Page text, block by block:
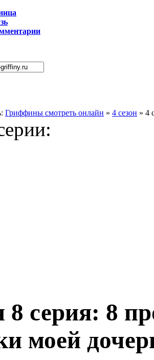
Гриффины смотреть онлайн » 4 сезон » 4
8 серия: 8
моей